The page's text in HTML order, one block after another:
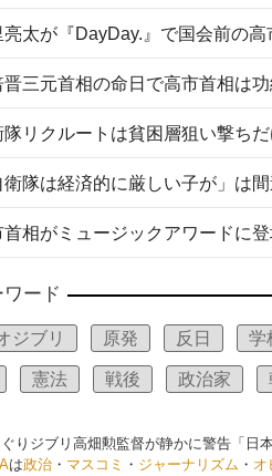
ード
ジブリ 原発 反日 学
憲法 戦後 政治家
りジブリ高畑勲監督が静かに警告「日
は政治 ・ マスコミ ・ ジャーナリズム ・ オ